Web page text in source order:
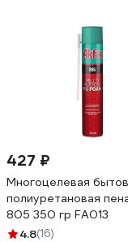
427 ₽
Многоцелевая
полиуретановая
805 350 гр FA013
4.8(16)